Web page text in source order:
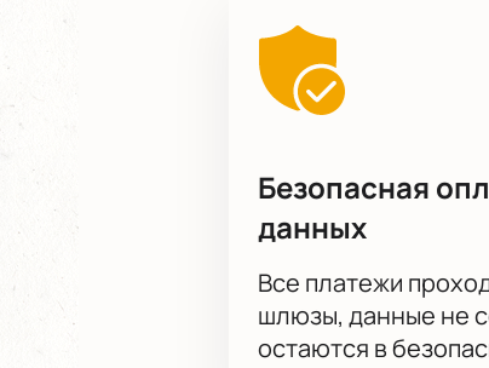
Безопасная
данных
Все платежи
шлюзы, данные не
остаются в